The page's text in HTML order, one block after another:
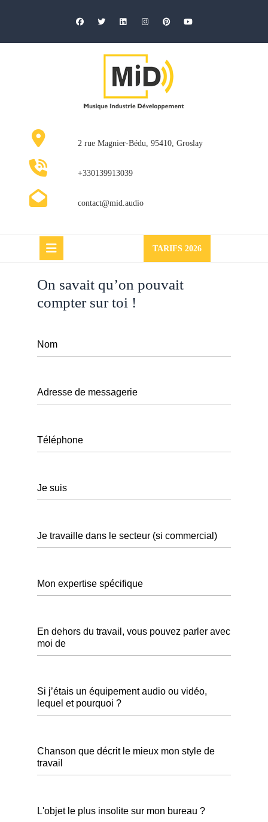
2 rue Magnier-Bédu, 95410, Groslay
+330139913039
contact@mid.audio
Button
TARIFS 2026Request
a
On savait qu’on pouvait
compter sur toi !
Nom
Adresse de messagerie
Téléphone
Je suis
Je travaille dans le secteur (si commercial)
Mon expertise spécifique
En dehors du travail, vous pouvez parler avec
moi de
Si j’étais un équipement audio ou vidéo,
lequel et pourquoi ?
Chanson que décrit le mieux mon style de
travail
L'objet le plus insolite sur mon bureau ?